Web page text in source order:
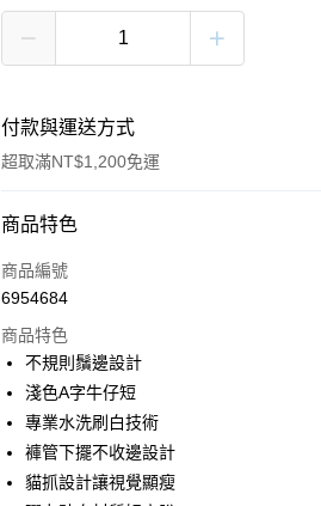
付款與運送方式
超取滿NT$1,200免運
付款方式
信用卡一次付款
LINE Pay
Apple Pay
街口支付
悠遊付
商品特色
商品編號
6954684
商品特色
不規則鬚邊設計
淺色A字牛仔短
專業水洗刷白技術
褲管下擺不收邊設計
貓抓設計讓視覺顯瘦